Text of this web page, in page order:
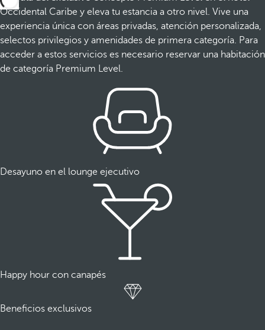
Occidental Caribe y eleva tu estancia a otro nivel. Vive una
experiencia única con áreas privadas, atención personalizada,
selectos privilegios y amenidades de primera categoría. Para
acceder a estos servicios es necesario reservar una habitación
de categoría Premium Level.
Desayuno en el lounge ejecutivo
Happy hour con canapés
Beneficios exclusivos